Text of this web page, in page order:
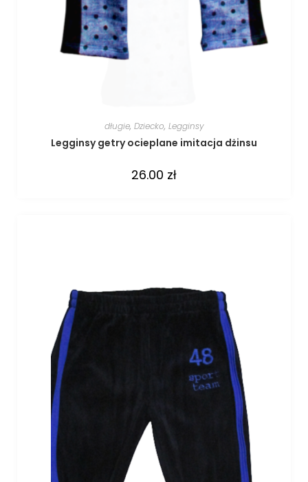
długie, Dziecko, Legginsy
Legginsy getry ocieplane imitacja dżinsu
26.00 zł